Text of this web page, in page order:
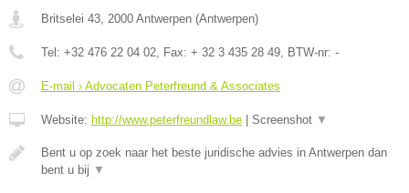
Britselei 43, 2000 Antwerpen (Antwerpen)
Tel: +32 476 22 04 02, Fax: + 32 3 435 28 49, BTW-nr: -
E-mail › Advocaten Peterfreund & Associates
Website: http://www.peterfreundlaw.be Screenshot ▼
Bent u op zoek naar het beste juridische advies in Antwerpen dan
bent u bij ▼